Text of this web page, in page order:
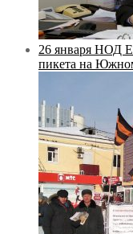
26 января НОД
пикета на